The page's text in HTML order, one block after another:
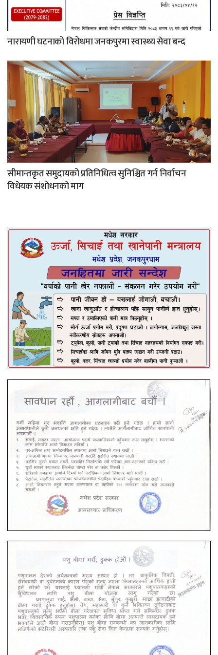
नारायणी घटनाको विरोधमा जनकपुरमा स्वास्थ्य सेवा बन्द
सीमान्तकृत समुदायको प्रतिनिधित्व सुनिश्चित गर्न निर्वाचन
विधेयक संशोधनको माग